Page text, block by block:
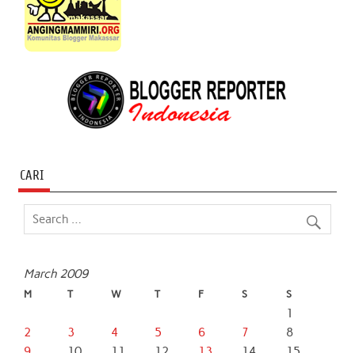
CARI
March 2009
M T W T F S S
1
2
3 4 5 6 7
8